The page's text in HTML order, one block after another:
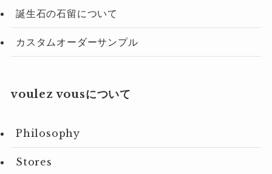
誕生石の石留について
カスタムオーダーサンプル
voulez vousについて
Philosophy
Stores